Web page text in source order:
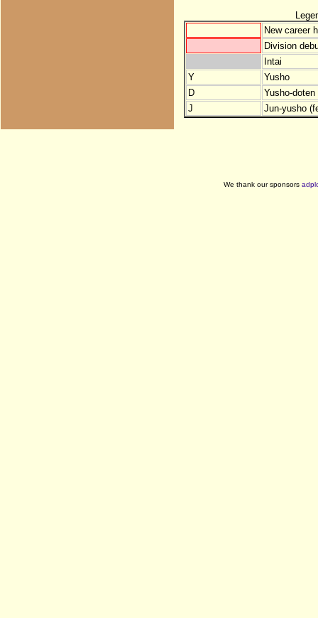
New career
Division
Intai
Y
Yusho
D
Yusho-
J
Jun-yusho
We thank our sponsors